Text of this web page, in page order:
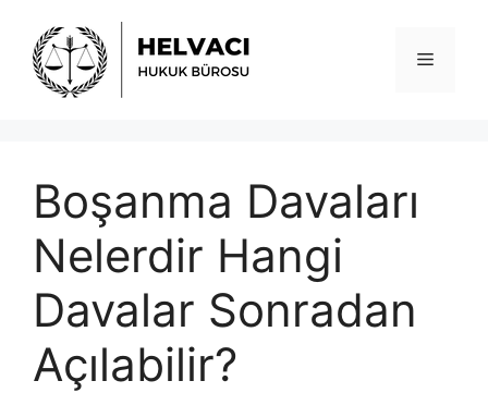
Menü
Boşanma Davaları
Nelerdir Hangi
Davalar Sonradan
Açılabilir?